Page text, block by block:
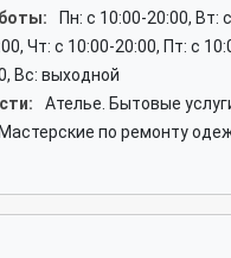
Пн: c 10:00-20:00, Вт:
Чт: c 10:00-20:00, Пт: c
Вс: выходной
Ателье. Бытовые
по ремонту